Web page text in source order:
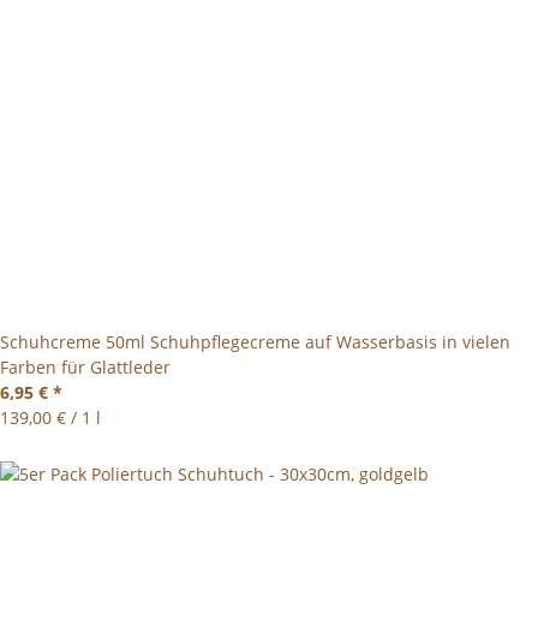
Schuhcreme 50ml Schuhpflegecreme auf Wasserbasis in vielen
Farben für Glattleder
6,95 € *
139,00 € / 1 l